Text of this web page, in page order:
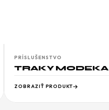
PRÍSLUŠENSTVO
TRAKY MODEKA
ZOBRAZIŤ PRODUKT